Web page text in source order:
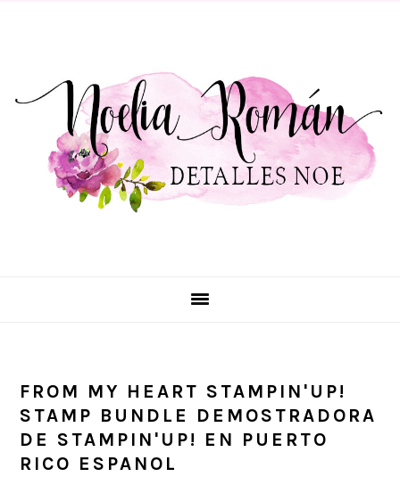
FROM MY HEART STAMPIN'UP!
STAMP BUNDLE DEMOSTRADORA
DE STAMPIN'UP! EN PUERTO
RICO ESPANOL